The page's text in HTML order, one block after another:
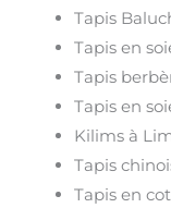
Tapis
Tapis en
Tapis
Tapis en
Kilims à
Tapis
Tapis en